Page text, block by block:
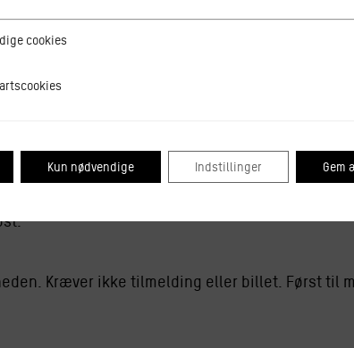
vores oste-craving – uden ost? Astrid
og forklarer, hvad vi skal have
Kræver ikke tilmelding eller billet. Først til
cookies
Kun nødvendige Indstillinger Gem